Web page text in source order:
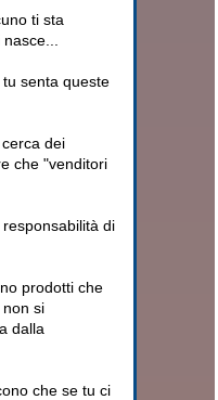
ti sta
senta queste
dei
che "venditori
di
prodotti che
si
dalla
che se tu ci